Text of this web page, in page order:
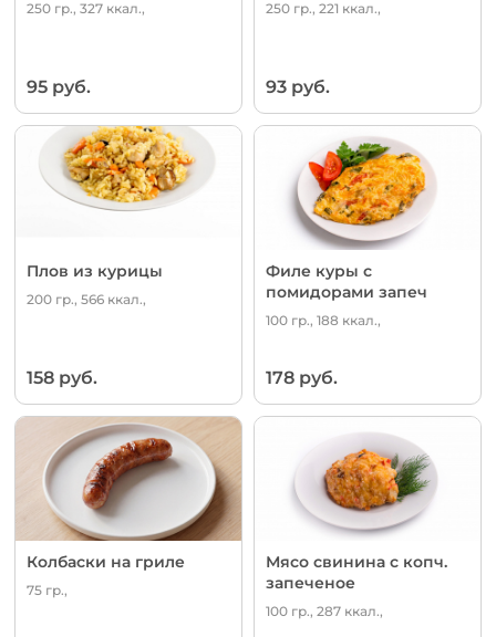
250 гр., 327 ккал.,
95 руб.
250 гр., 221 ккал.,
93 руб.
Плов из курицы
200 гр., 566 ккал.,
158 руб.
Филе куры с
помидорами запеч
100 гр., 188 ккал.,
178 руб.
Колбаски на гриле
75 гр.,
Мясо свинина с копч.
запеченое
100 гр., 287 ккал.,